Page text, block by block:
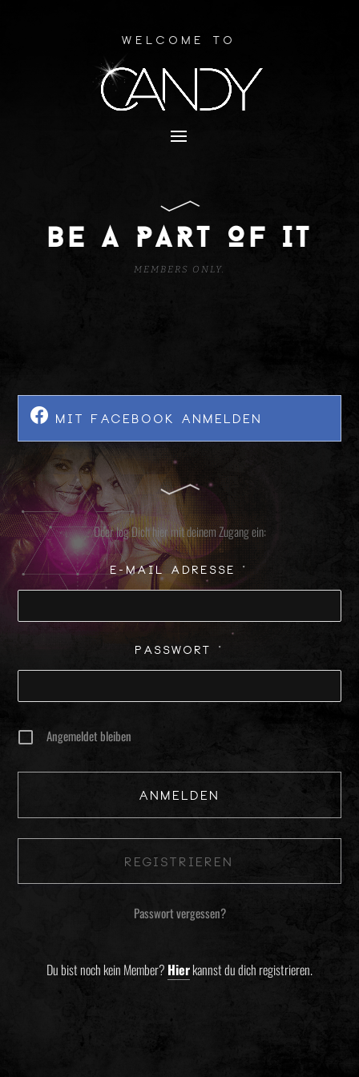
Welcome to
BE A PART OF IT
MEMBERS ONLY.
Mit Facebook anmelden
Oder log Dich hier mit deinem Zugang ein:
E-Mail Adresse *
Passwort *
Angemeldet bleiben
Registrieren
Passwort vergessen?
Du bist noch kein Member? Hierkannst du dich registrieren.